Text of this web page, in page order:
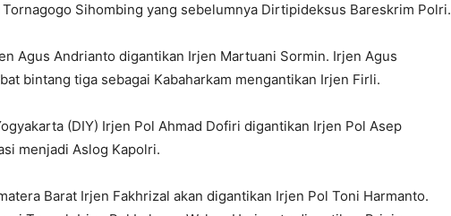
Sihombing yang sebelumnya Dirtipideksus Bareskrim Polri.
Agus Andrianto digantikan Irjen Martuani Sormin. Irjen Agus
bintang tiga sebagai Kabaharkam mengantikan Irjen Firli.
(DIY) Irjen Pol Ahmad Dofiri digantikan Irjen Pol Asep
menjadi Aslog Kapolri.
Barat Irjen Fakhrizal akan digantikan Irjen Pol Toni Harmanto.